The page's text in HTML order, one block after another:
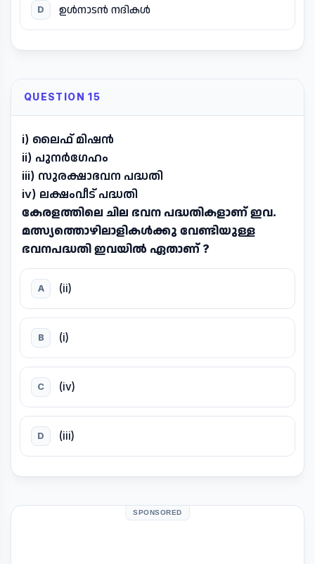
D ഉൾനാടൻ നദികൾ
QUESTION 15
i) ലൈഫ് മിഷൻ
ii) പുനർഗേഹം
iii) സുരക്ഷാഭവന പദ്ധതി
iv) ലക്ഷംവീട് പദ്ധതി
കേരളത്തിലെ ചില ഭവന പദ്ധതികളാണ് ഇവ.
മത്സ്യത്തൊഴിലാളികൾക്കു വേണ്ടിയുള്ള
ഭവനപദ്ധതി ഇവയിൽ ഏതാണ് ?
A (ii)
B (i)
C (iv)
D (iii)
SPONSORED